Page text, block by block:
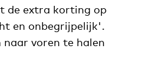
de extra korting op
en onbegrijpelijk'.
voren te halen